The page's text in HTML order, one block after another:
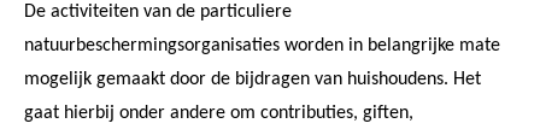
De activiteiten van de particuliere
natuurbeschermingsorganisaties worden in belangrijke mate
mogelijk gemaakt door de bijdragen van huishoudens. Het
gaat hierbij onder andere om contributies, giften,